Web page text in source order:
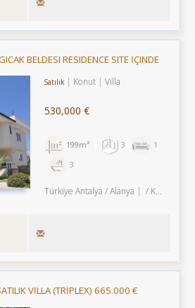
BELDESI RESIDENCE SITE İÇINDE
Satılık Konut Villa
530,000 €
199m² 3
1
3
Türkiye Antalya / Alanya / Kargıcak Bld.
VİLLA (TRİPLEX) 665.000 €